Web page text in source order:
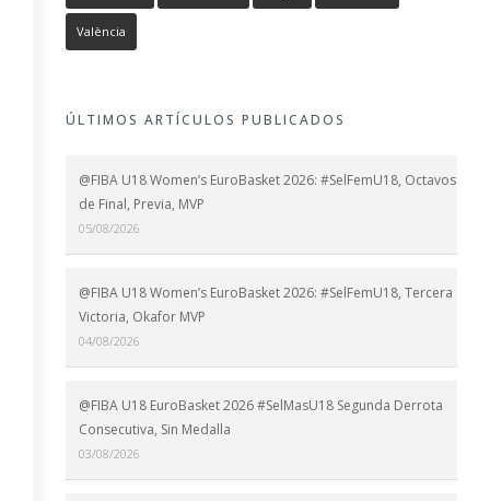
València
ÚLTIMOS ARTÍCULOS PUBLICADOS
@FIBA U18 Women’s EuroBasket 2026: #SelFemU18, Octavos
de Final, Previa, MVP
05/08/2026
@FIBA U18 Women’s EuroBasket 2026: #SelFemU18, Tercera
Victoria, Okafor MVP
04/08/2026
@FIBA U18 EuroBasket 2026 #SelMasU18 Segunda Derrota
Consecutiva, Sin Medalla
03/08/2026